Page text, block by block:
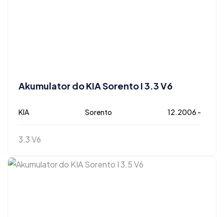
Akumulator do KIA Sorento I 3.3 V6
KIA Sorento 12.2006 -
3.3 V6